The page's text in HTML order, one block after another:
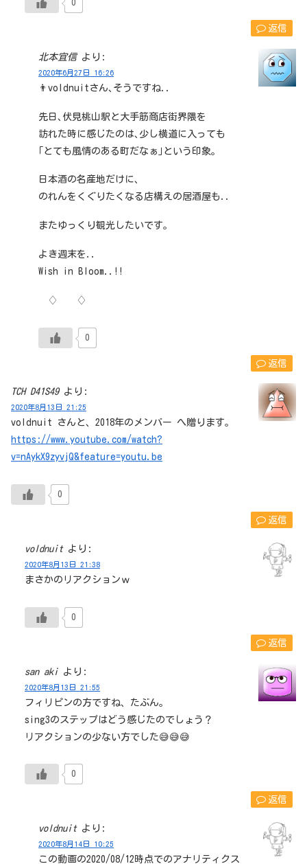
0
返信
北本宜信 より:
2020年6月27日 16:26
👨voldnuitさん､そうですね..
先日､伏見桃山駅と大手筋商店街界隈を
訪れた時に感じたのは､少し横道に入っても
｢とても風情のある町だなぁ｣という印象｡
日本酒の名産地だけに､
のれんをくぐりたくなる店構えの居酒屋も..
またゆっくり観光したいです｡
よき週末を..
Wish in Bloom..!!
♢ ♢
0
返信
TCH D41S49 より:
2020年8月13日 21:25
voldnuit さんと、2018年のメンバー へ贈ります。
https://www.youtube.com/watch?
v=nAykX9zyvjQ&feature=youtu.be
0
返信
voldnuit より:
2020年8月13日 21:38
まさかのリアクションｗ
0
返信
san aki より:
2020年8月13日 21:55
フィリピンの方ですね、たぶん。
sing3のステップはどう感じたのでしょう？
リアクションの少ない方でした😅😅😅
0
返信
voldnuit より:
2020年8月14日 10:25
この動画の2020/08/12時点でのアナリティクス